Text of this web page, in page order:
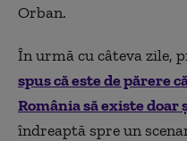
Orban.
În urmă cu câteva zile,
spus că este de părere
România să existe doar
îndreaptă spre un